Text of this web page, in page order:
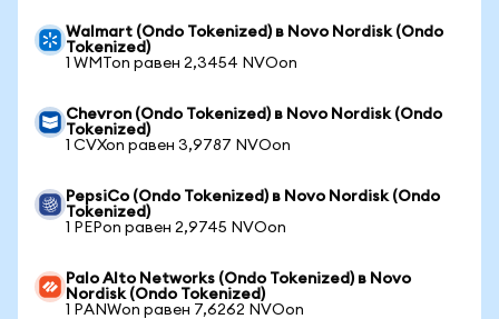
Walmart (Ondo Tokenized) в Novo Nordisk (Ondo
Tokenized)
1 WMTon равен 2,3454 NVOon
Chevron (Ondo Tokenized) в Novo Nordisk (Ondo
Tokenized)
1 CVXon равен 3,9787 NVOon
PepsiCo (Ondo Tokenized) в Novo Nordisk (Ondo
Tokenized)
1 PEPon равен 2,9745 NVOon
Palo Alto Networks (Ondo Tokenized) в Novo
Nordisk (Ondo Tokenized)
1 PANWon равен 7,6262 NVOon